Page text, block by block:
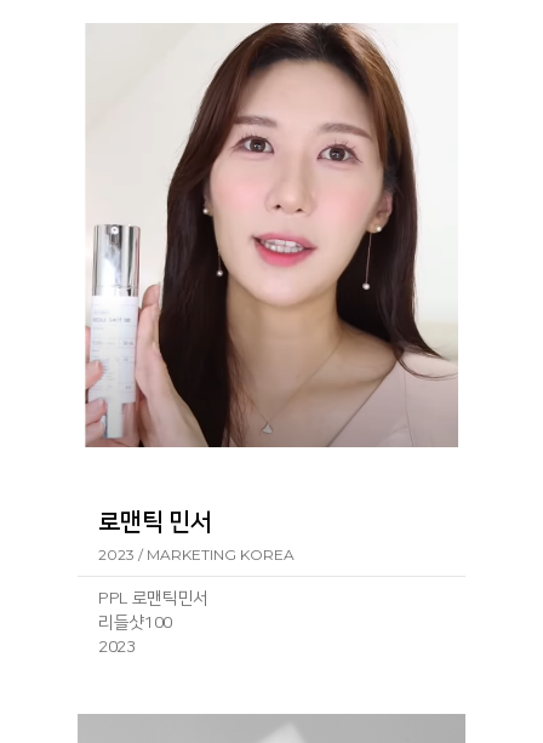
로맨틱 민서
2023 / MARKETING KOREA
PPL 로맨틱민서
리들샷100
2023